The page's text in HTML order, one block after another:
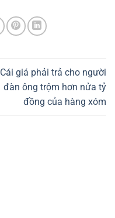
Cái giá phải trả cho người
đàn ông trộm hơn nửa tỷ
đồng của hàng xóm